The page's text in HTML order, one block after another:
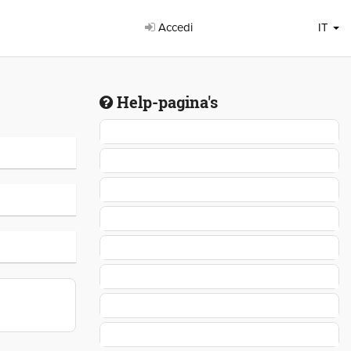
Accedi IT
Help-pagina's